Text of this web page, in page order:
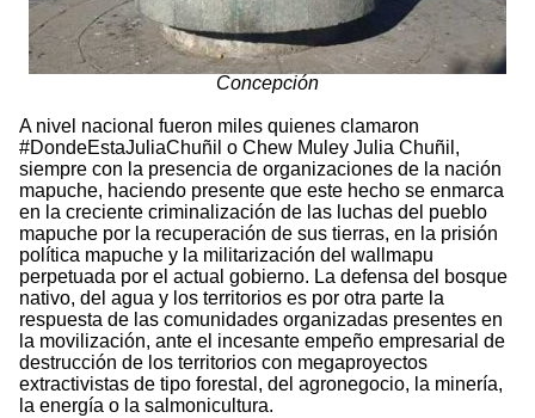
Concepción
A nivel nacional fueron miles quienes clamaron
#DondeEstaJuliaChuñil o Chew Muley Julia Chuñil,
siempre con la presencia de organizaciones de la nación
mapuche, haciendo presente que este hecho se enmarca
en la creciente criminalización de las luchas del pueblo
mapuche por la recuperación de sus tierras, en la prisión
política mapuche y la militarización del wallmapu
perpetuada por el actual gobierno. La defensa del bosque
nativo, del agua y los territorios es por otra parte la
respuesta de las comunidades organizadas presentes en
la movilización, ante el incesante empeño empresarial de
destrucción de los territorios con megaproyectos
extractivistas de tipo forestal, del agronegocio, la minería,
la energía o la salmonicultura.